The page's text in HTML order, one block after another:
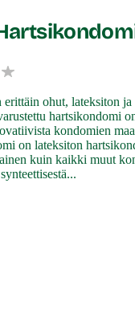
erittäin ohut, lateksiton ja
hartsikondomi
kondomien
on lateksiton
kuin kaikki muut